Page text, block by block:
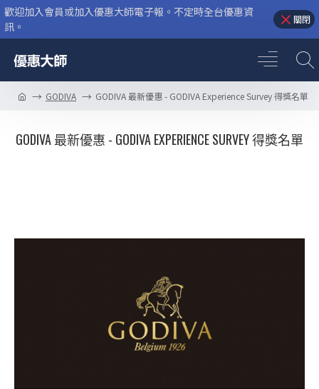
歡迎加入會員或加入優惠大師電子報。不定時全台優惠資
訊。
關閉
GODIVA GODIVA 最新優惠 - GODIVA Experience Survey 得獎名單
GODIVA 最新優惠 - GODIVA EXPERIENCE SURVEY 得獎名單